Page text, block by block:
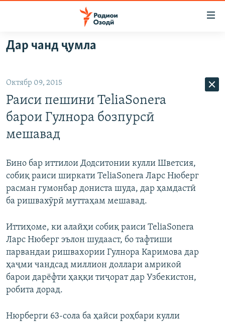
Ҷаҳиш
ба
аслӣ
Ҷаҳиш
ба
феҳристи
Ҷаҳиш
ҷустор
ГӮШАҲО
ҚАЗИЯИ "КРОКУС"
ФАРҲАНГ
МЕҲМОНИ ОЗОДӢ
ВАРЗИШ
РӮЗГОРИ МУҲОҶИР
САЛОМ, ХОҲАР
ТАҲҚИҚОТ
НАЗАРИ МАРДУМ
БЛОГИСТОН
ОЗОДӢ ОНЛАЙН
ЧАНДРАСОНАӢ
ВИДЕО
ГУЗОРИШҲОИ РАДИОӢ
РӮЙХАТҲО
Русский
ПАЙГИРӢ КУНЕД
Дар чанд ҷумла
Октябр 09, 2015
Раиси пешини TeliaSonera
барои Гулнора бозпурсӣ
мешавад
Бино бар иттилои Додситонии кулли Шветсия,
собиқ раиси ширкати TeliaSonera Ларс Нюберг
расман гумонбар дониста шуда, дар ҳамдастӣ
ба ришвахӯрӣ муттаҳам мешавад.
Иттиҳоме, ки алайҳи собиқ раиси TeliaSonera
Ларс Нюберг эълон шудааст, бо тафтиши
парвандаи ришвахории Гулнора Каримова дар
ҳаҷми чандсад миллион доллари амрикоӣ
барои дарёфти ҳаққи тиҷорат дар Узбекистон,
робита дорад.
Нюрберги 63-сола ба ҳайси роҳбари кулли